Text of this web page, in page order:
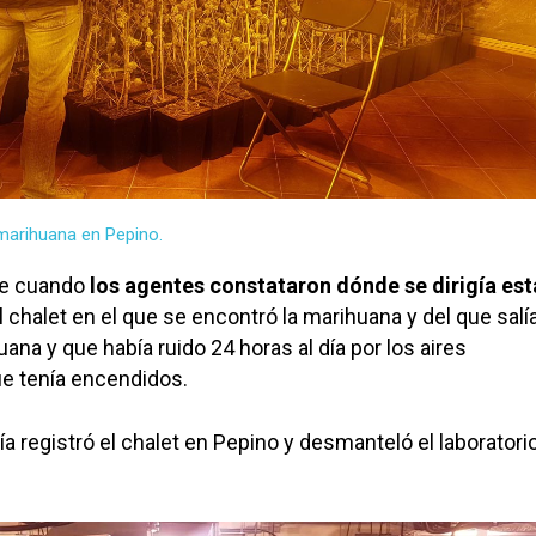
en Pepino.
cuando los agentes constataron dónde se dirigía
chalet en el que se encontró la marihuana y del que
y que había ruido 24 horas al día por los aires
tenía encendidos.
registró el chalet en Pepino y desmanteló el